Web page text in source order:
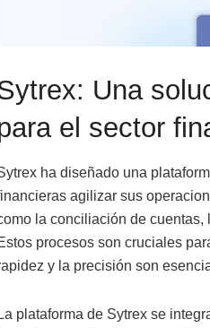
Una
el sector
ha diseñado una
agilizar sus
la conciliación de cuentas,
procesos son cruciales
y la precisión son
La plataforma de Sytrex se